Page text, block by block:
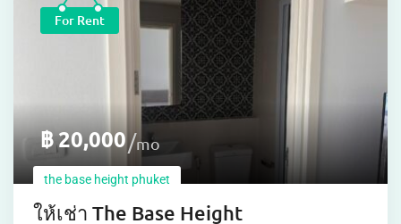
For Rent
฿20,000 mo
the base height phuket
ให้เช่า The Base Height